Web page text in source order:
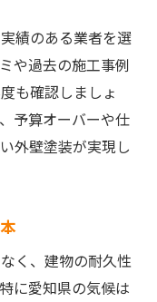
ぐポイント
場の見極め方
の変動要因
にも注目を
申請基準を解説
の要否判定
反リスクとは
減する方法
績のある業者を選
や過去の施工事例
も確認しましょ
予算オーバーや仕
外壁塗装が実現し
く、建物の耐久性
に愛知県の気候は